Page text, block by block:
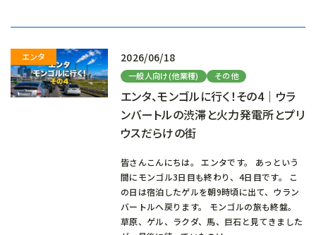
2026/06/18
一般人向け(他業種) その他
エンタ、モンゴルに行く！その4｜ウラ
ンバートルの渋滞と火力発電所とプリ
ウスだらけの街
皆さんこんにちは。 エンタです。 あっという
間にモンゴル3日目も終わり、4日目です。 こ
の日は宿泊したゲルを朝9時頃に出て、ウラン
バートルへ戻ります。 モンゴルの旅も終盤。
草原、ゲル、ラクダ、馬、巨石と見てきました